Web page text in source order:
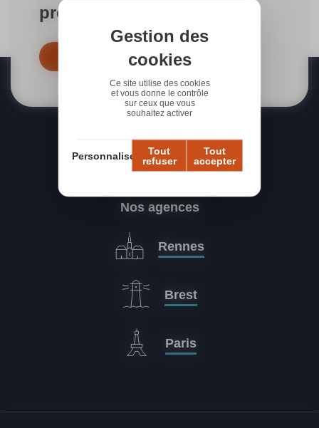
projet ?
Contactez-nous dès maintenant
Nos agences
Rennes
Brest
Paris
Gestion des
cookies
Ce site utilise des cookies
et vous donne le contrôle
sur ceux que vous
souhaitez activer
Tout
accepter
Tout
refuser
Personnaliser